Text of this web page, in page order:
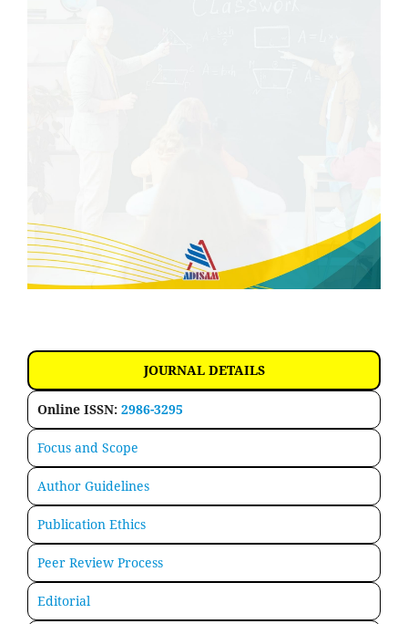
JOURNAL DETAILS
Online ISSN: 2986-3295
Focus and Scope
Author Guidelines
Publication Ethics
Peer Review Process
Editorial